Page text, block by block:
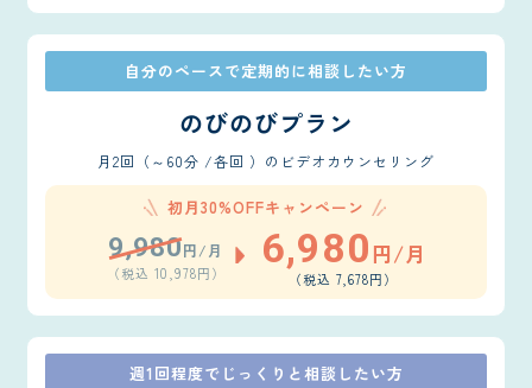
自分のペースで定期的に相談したい方
のびのびプラン
月2回（～60分 /各回 ）のビデオカウンセリング
初月30%OFFキャンペーン
9,980円/月
（税込 10,978円）
6,980 円/月
（税込 7,678円）
週1回程度でじっくりと相談したい方